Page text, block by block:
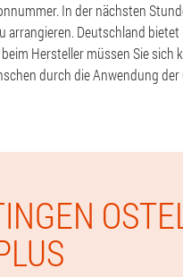
In der nächsten
Deutschland
Hersteller müssen Sie sich
durch die Anwendung